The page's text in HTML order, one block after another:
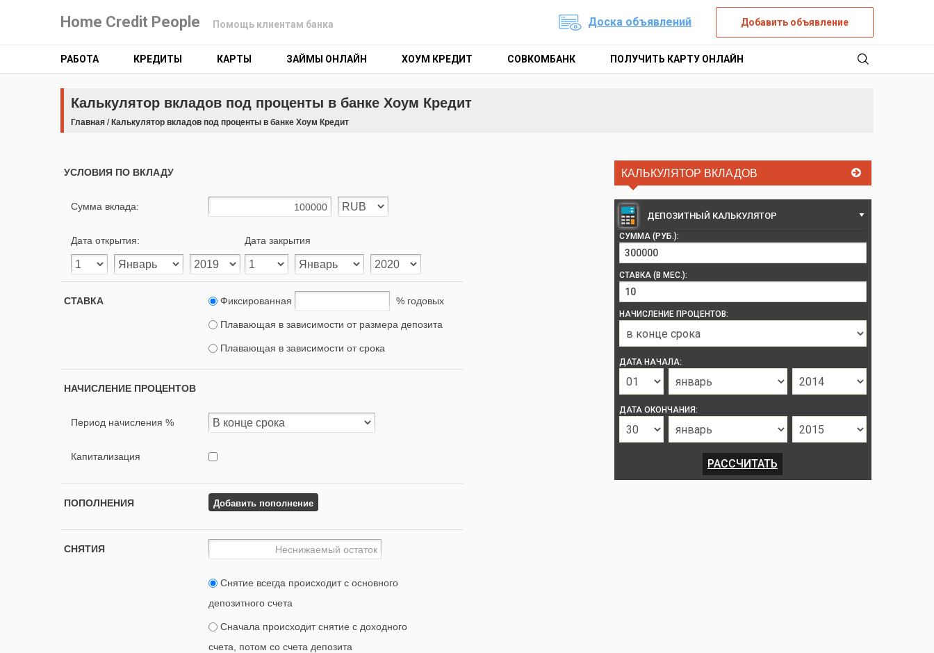
Home Credit People Помощь клиентам банка Доска объявлений Добавить объявление
РАБОТА КРЕДИТЫ КАРТЫ ЗАЙМЫ ОНЛАЙН ХОУМ КРЕДИТ СОВКОМБАНК ПОЛУЧИТЬ КАРТУ ОНЛАЙН
Калькулятор вкладов под проценты в банке Хоум Кредит
Главная/Калькулятор вкладов под проценты в банке Хоум Кредит
УСЛОВИЯ ПО ВКЛАДУ
Сумма вклада:
Дата открытия: Дата закрытия
СТАВКА Фиксированная % годовых
Плавающая в зависимости от размера депозита
Плавающая в зависимости от срока
НАЧИСЛЕНИЕ ПРОЦЕНТОВ
Период начисления %
Капитализация
ПОПОЛНЕНИЯ Добавить пополнение
СНЯТИЯ
Снятие всегда происходит с основного
депозитного счета
Сначала происходит снятие с доходного
счета, потом со счета депозита
КАЛЬКУЛЯТОР ВКЛАДОВ
ДЕПОЗИТНЫЙ КАЛЬКУЛЯТОР
СУММА (РУБ.):
СТАВКА (В МЕС.):
НАЧИСЛЕНИЕ ПРОЦЕНТОВ:
ДАТА НАЧАЛА:
ДАТА ОКОНЧАНИЯ: